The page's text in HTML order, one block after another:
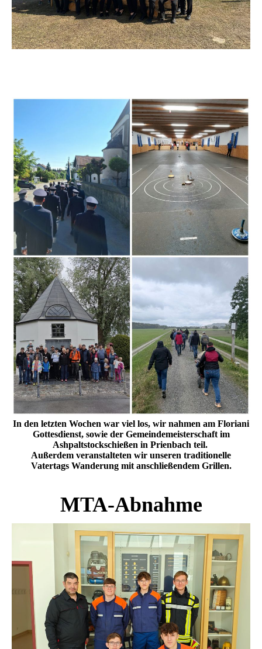
In den letzten Wochen war viel los, wir nahmen am Floriani
Gottesdienst, sowie der Gemeindemeisterschaft im
Ashpaltstockschießen in Prienbach teil.
Außerdem veranstalteten wir unseren traditionelle
Vatertags Wanderung mit anschließendem Grillen.
MTA-Abnahme